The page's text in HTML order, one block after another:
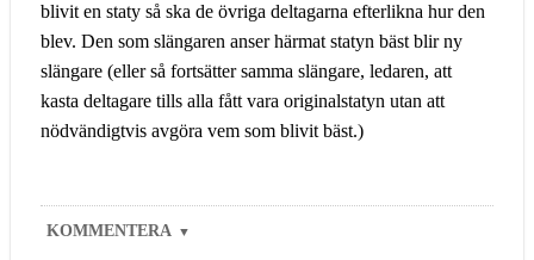
blivit en staty så ska de övriga deltagarna efterlikna hur den
blev. Den som slängaren anser härmat statyn bäst blir ny
slängare (eller så fortsätter samma slängare, ledaren, att
kasta deltagare tills alla fått vara originalstatyn utan att
nödvändigtvis avgöra vem som blivit bäst.)
KOMMENTERA ▼